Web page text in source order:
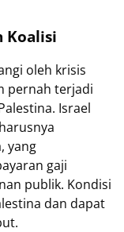
Koalisi
oleh krisis
pernah terjadi
Israel
yang
gaji
publik. Kondisi
dan dapat